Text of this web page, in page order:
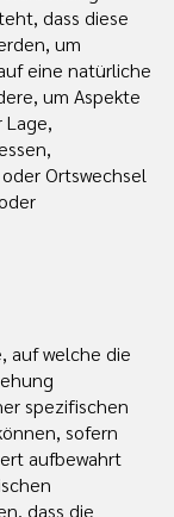
dass diese
um
eine natürliche
um Aspekte
Ortswechsel
auf welche die
spezifischen
sofern
aufbewahrt
dass die